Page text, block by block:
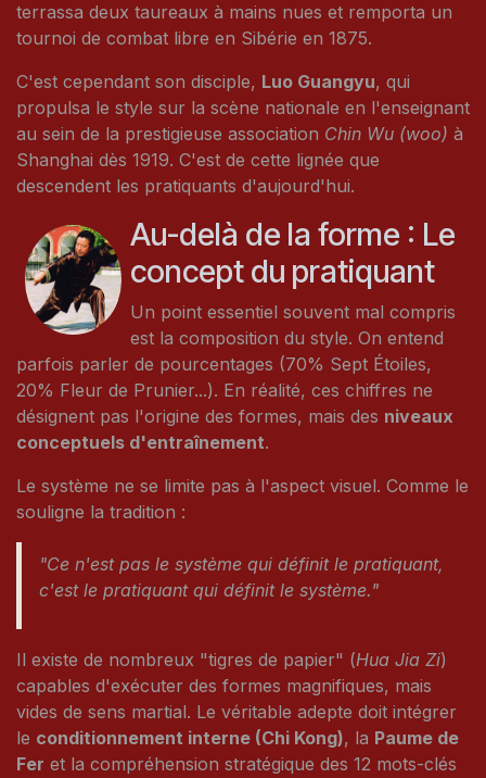
terrassa deux taureaux à mains nues et remporta un
tournoi de combat libre en Sibérie en 1875.
C'est cependant son disciple, Luo Guangyu, qui
propulsa le style sur la scène nationale en l'enseignant
au sein de la prestigieuse association Chin Wu (woo) à
Shanghai dès 1919. C'est de cette lignée que
descendent les pratiquants d'aujourd'hui.
Au-delà de la forme : Le
concept du pratiquant
Un point essentiel souvent mal compris
est la composition du style. On entend
parfois parler de pourcentages (70% Sept Étoiles,
20% Fleur de Prunier...). En réalité, ces chiffres ne
désignent pas l'origine des formes, mais des niveaux
conceptuels d'entraînement.
Le système ne se limite pas à l'aspect visuel. Comme le
souligne la tradition :
"Ce n'est pas le système qui définit le pratiquant,
c'est le pratiquant qui définit le système."
Il existe de nombreux "tigres de papier" (Hua Jia Zi)
capables d'exécuter des formes magnifiques, mais
vides de sens martial. Le véritable adepte doit intégrer
le conditionnement interne (Chi Kong), la Paume de
Fer et la compréhension stratégique des 12 mots-clés